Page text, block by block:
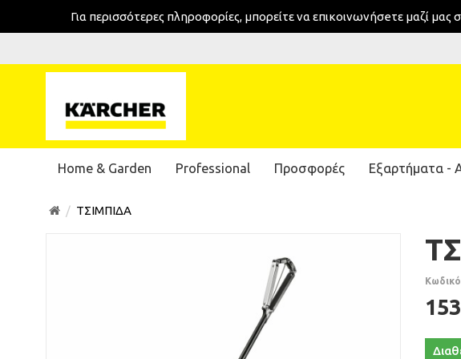
Για περισσότερες πληροφορίες, μπορείτε να επικοινωνήσeτε μαζί μας
Home & Garden Professional Προσφορές Εξαρτήματα -
ΤΣΙΜΠΙΔΑ